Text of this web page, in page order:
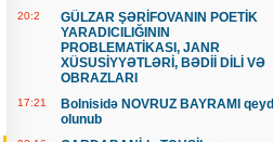
20:2
GÜLZAR ŞƏRİFOVANIN POETİK
YARADICILIĞININ
PROBLEMATİKASI, JANR
XÜSUSİYYƏTLƏRİ, BƏDİİ DİLİ VƏ
OBRAZLARI
17:21
Bolnisidə NOVRUZ BAYRAMI qeyd
olunub